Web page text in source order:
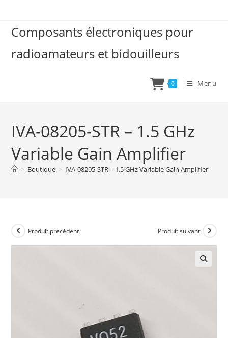
contentComposants électroniques pour
radioamateurs et bidouilleurs
0 Menu
IVA-08205-STR – 1.5 GHz
Variable Gain Amplifier
> Boutique > IVA-08205-STR – 1.5 GHz Variable Gain Amplifier
Produit précédent Produit suivant